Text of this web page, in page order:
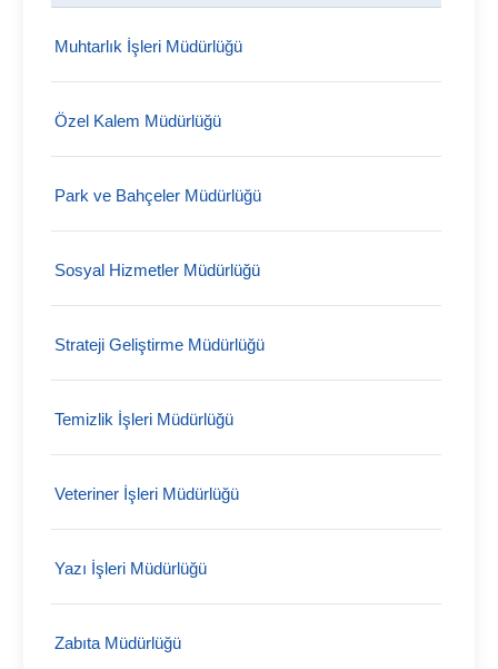
Muhtarlık İşleri Müdürlüğü
Özel Kalem Müdürlüğü
Park ve Bahçeler Müdürlüğü
Sosyal Hizmetler Müdürlüğü
Strateji Geliştirme Müdürlüğü
Temizlik İşleri Müdürlüğü
Veteriner İşleri Müdürlüğü
Yazı İşleri Müdürlüğü
Zabıta Müdürlüğü